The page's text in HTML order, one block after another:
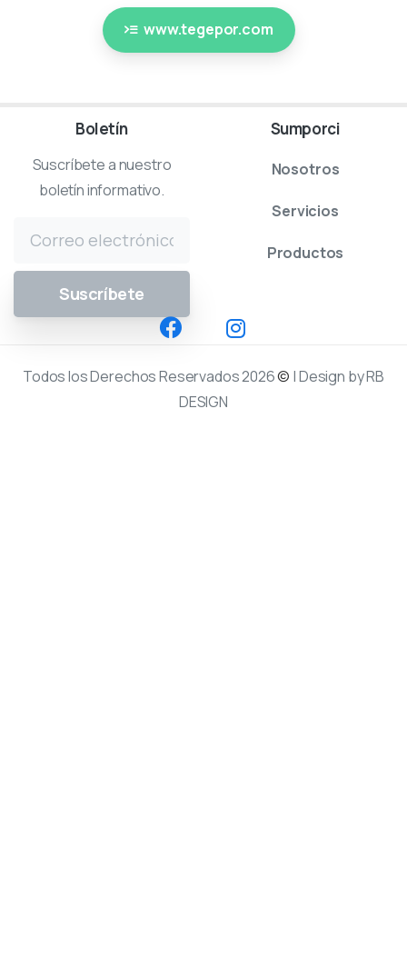
www.tegepor.com
Boletín
Suscríbete a nuestro
boletín informativo.
Sumporci
Nosotros
Servicios
Productos
Todos los Derechos Reservados 2026© | Design by RB
DESIGN